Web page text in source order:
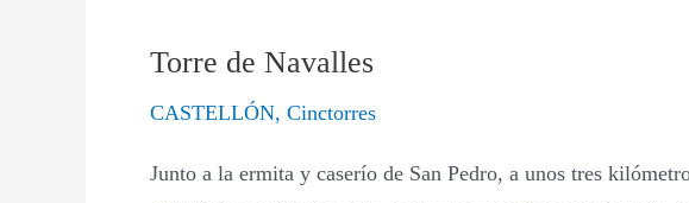
Torre de Navalles
CASTELLÓN, Cinctorres
Junto a la ermita y caserío de San Pedro, a unos tres
Torre